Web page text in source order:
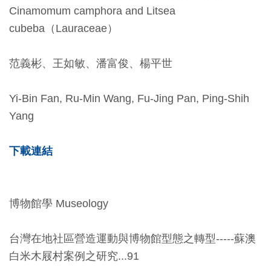
Cinamomum camphora and Litsea
cubeba（Lauraceae）
范義彬、王如敏、潘富俊、楊平世
Yi-Bin Fan, Ru-Min Wang, Fu-Jing Pan, Ping-Shih
Yang
下載連結
博物館學 Museology
台灣在地社區營造運動與博物館型態之轉型-----蘇澳
白米木屐村案例之研究...91